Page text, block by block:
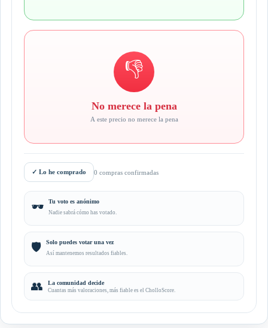
👎
No merece la pena
A este precio no merece la pena
✓ Lo he comprado 0 compras confirmadas
🕶️ Tu voto es anónimo
Nadie sabrá cómo has votado.
🛡️ Solo puedes votar una vez
Así mantenemos resultados fiables.
👥 La comunidad decide
Cuantas más valoraciones, más fiable es el CholloScore.